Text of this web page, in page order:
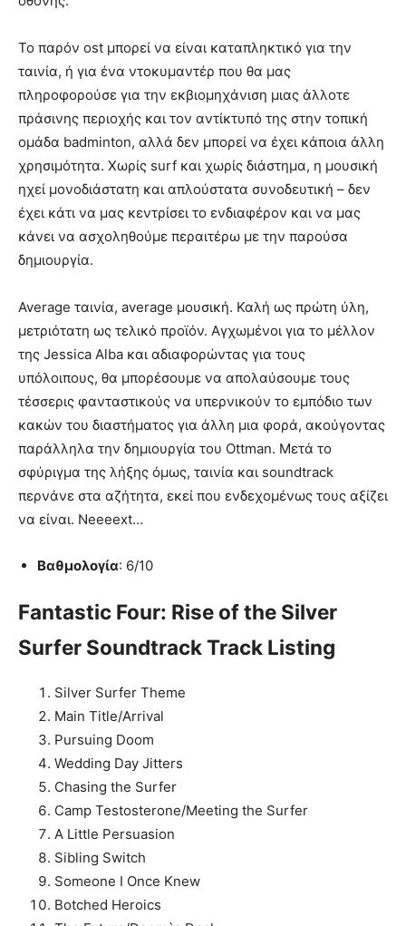
Το παρόν ost μπορεί να είναι καταπληκτικό για την
ταινία, ή για ένα ντοκυμαντέρ που θα μας
πληροφορούσε για την εκβιομηχάνιση μιας άλλοτε
πράσινης περιοχής και τον αντίκτυπό της στην τοπική
ομάδα badminton, αλλά δεν μπορεί να έχει κάποια άλλη
χρησιμότητα. Χωρίς surf και χωρίς διάστημα, η μουσική
ηχεί μονοδιάστατη και απλούστατα συνοδευτική – δεν
έχει κάτι να μας κεντρίσει το ενδιαφέρον και να μας
κάνει να ασχοληθούμε περαιτέρω με την παρούσα
δημιουργία.
Average ταινία, average μουσική. Καλή ως πρώτη ύλη,
μετριότατη ως τελικό προϊόν. Αγχωμένοι για το μέλλον
της Jessica Alba και αδιαφορώντας για τους
υπόλοιπους, θα μπορέσουμε να απολαύσουμε τους
τέσσερις φανταστικούς να υπερνικούν το εμπόδιο των
κακών του διαστήματος για άλλη μια φορά, ακούγοντας
παράλληλα την δημιουργία του Ottman. Μετά το
σφύριγμα της λήξης όμως, ταινία και soundtrack
περνάνε στα αζήτητα, εκεί που ενδεχομένως τους αξίζει
να είναι. Neeeext…
Βαθμολογία: 6/10
Fantastic Four: Rise of the Silver
Surfer Soundtrack Track Listing
Silver Surfer Theme
Main Title/Arrival
Pursuing Doom
Wedding Day Jitters
Chasing the Surfer
Camp Testosterone/Meeting the Surfer
A Little Persuasion
Sibling Switch
Someone I Once Knew
Botched Heroics